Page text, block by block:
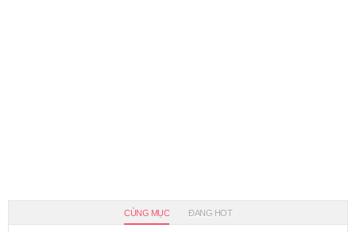
CÙNG MỤC ĐANG HOT